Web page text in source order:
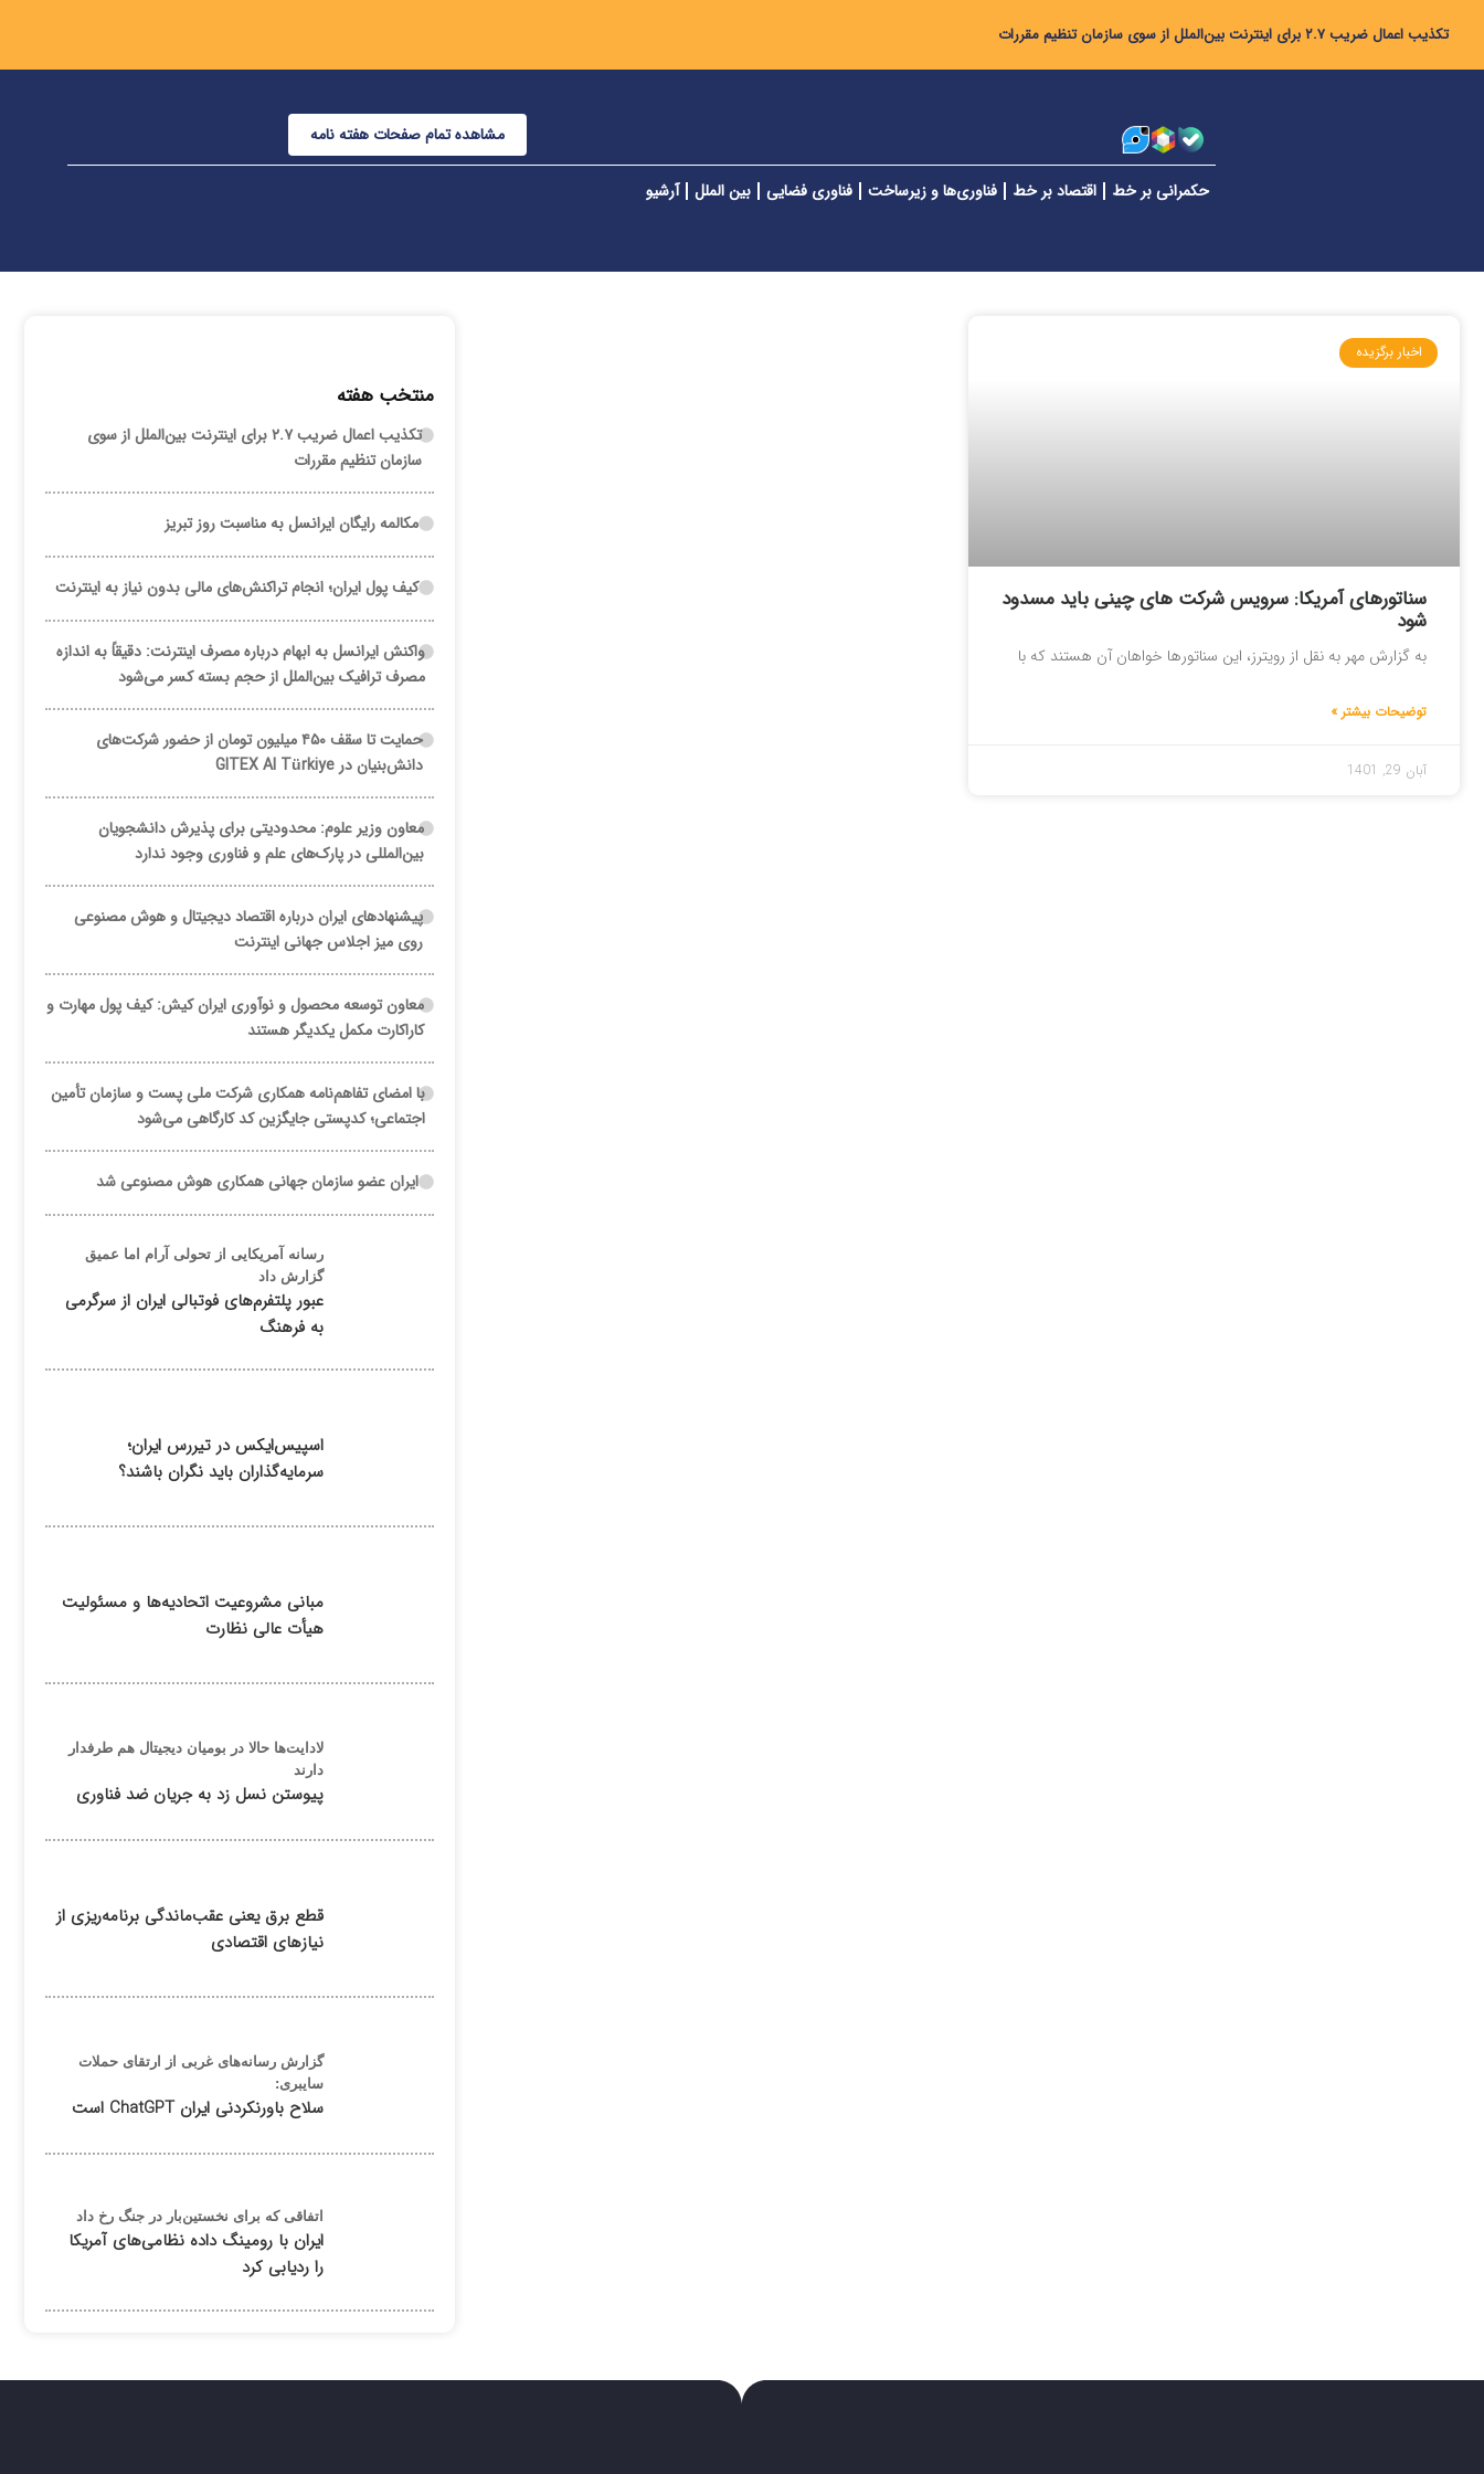
تکذیب اعمال ضریب ۲.۷ برای اینترنت بین‌الملل از سوی سازمان تنظیم مقررات
مشاهده تمام صفحات هفته نامه
حکمرانی بر خط اقتصاد بر خط فناوری‌ها و زیرساخت فناوری فضایی بین الملل آرشیو
اخبار برگزیده
سناتورهای آمریکا: سرویس شرکت های چینی باید مسدود
شود
به گزارش مهر به نقل از رویترز، این سناتورها خواهان آن هستند که با
توضیحات بیشتر »
آبان 29, 1401
منتخب هفته
تکذیب اعمال ضریب ۲.۷ برای اینترنت بین‌الملل از سوی
سازمان تنظیم مقررات
مکالمه رایگان ایرانسل به مناسبت روز تبریز
کیف پول ایران؛ انجام تراکنش‌های مالی بدون نیاز به اینترنت
واکنش ایرانسل به ابهام درباره مصرف اینترنت: دقیقاً به اندازه
مصرف ترافیک بین‌الملل از حجم بسته کسر می‌شود
حمایت تا سقف ۴۵۰ میلیون تومان از حضور شرکت‌های
دانش‌بنیان در GITEX AI Türkiye
معاون وزیر علوم: محدودیتی برای پذیرش دانشجویان
بین‌المللی در پارک‌های علم و فناوری وجود ندارد
پیشنهادهای ایران درباره اقتصاد دیجیتال و هوش مصنوعی
روی میز اجلاس جهانی اینترنت
معاون توسعه محصول و نوآوری ایران کیش: کیف پول مهارت و
کاراکارت مکمل یکدیگر هستند
با امضای تفاهم‌نامه همکاری شرکت ملی پست و سازمان تأمین
اجتماعی؛ کدپستی جایگزین کد کارگاهی می‌شود
ایران عضو سازمان جهانی همکاری هوش مصنوعی شد
رسانه آمریکایی از تحولی آرام اما عمیق
گزارش داد
عبور پلتفرم‌های فوتبالی ایران از سرگرمی
به فرهنگ
اسپیس‌ایکس در تیررس ایران؛
سرمایه‌گذاران باید نگران باشند؟
مبانی مشروعیت اتحادیه‌ها و مسئولیت
هیأت عالی نظارت
لادایت‌ها حالا در بومیان دیجیتال هم طرفدار
دارند
پیوستن نسل زد به جریان ضد فناوری
قطع برق یعنی عقب‌ماندگی برنامه‌ریزی از
نیازهای اقتصادی
گزارش رسانه‌های غربی از ارتقای حملات
سایبری:
سلاح باورنکردنی ایران ChatGPT است
اتفاقی که برای نخستین‌بار در جنگ رخ داد
ایران با رومینگ داده نظامی‌های آمریکا
را ردیابی کرد